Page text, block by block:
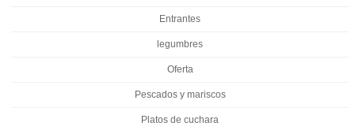
Entrantes
legumbres
Oferta
Pescados y mariscos
Platos de cuchara